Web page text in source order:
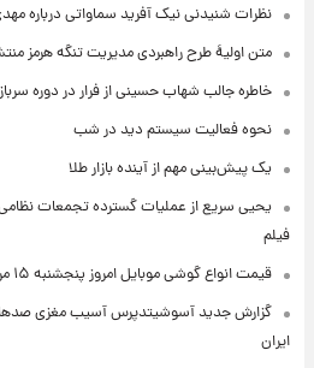
نظرات شنیدنی نیک آفرید سماواتی درباره
متن اولیۀ طرح راهبردی مدیریت تنگه هرمز
خاطره جالب شهاب حسینی از فرار در دوره
نحوه فعالیت سیستم دید در شب
یک پیش‌بینی مهم از آینده بازار طلا
یحیی سریع از عملیات گسترده تجمعات نظامی
فیلم
قیمت انواع گوشی موبایل امروز پنجشنبه ۱۵ مرداد ۱۴۰۵ + جدول
گزارش جدید آسوشیتدپرس آسیب مغزی صدها
ایران